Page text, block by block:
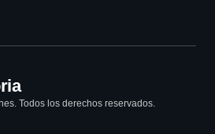
Todos los derechos reservados.